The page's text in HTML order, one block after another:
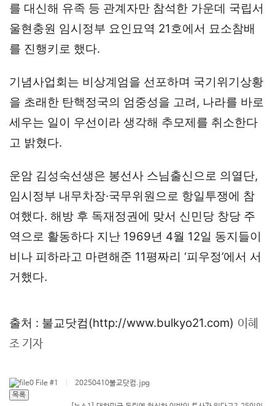
를 대신해 유족 등 관계자만 참석한 가운데 국립서
울현충원 임시정부 요인묘역 21호에서 묘소참배
를 진행키로 했다.
기념사업회는 비상계엄을 선포하며 국기위기상황
을 초래한 탄핵정국의 엄중성을 고려, 나라를 바로
세우는 일이 우선이라 생각해 추모제를 취소한다
고 밝혔다.
운암 김성숙선생은 봉선사 스님출신으로 의열단,
임시정부 내무차장·국무위원으로 항일투쟁에 참
여했다. 해방 후 독재정권에 맞서 신민당 창당 주
역으로 활동하다 지난 1969년 4월 12일 동지들이
비나 피하라고 마련해준 11평짜리 ‘피우정’에서 서
거했다.
출처 : 불교닷컴(http://www.bulkyo21.com) 이혜
조 기자
File #1 20250410불교닷컴.jpg